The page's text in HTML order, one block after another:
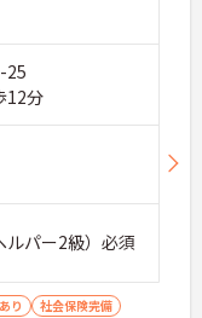
25
12分
パー2級）必須
り 社会保険完備